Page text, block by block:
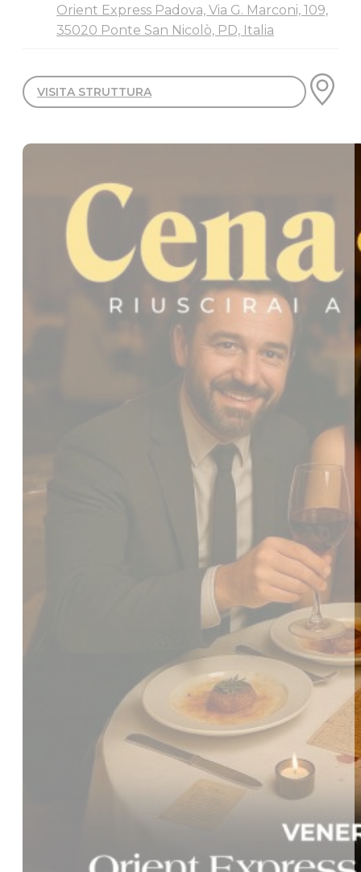
Orient Express Padova, Via G. Marconi, 109,
35020 Ponte San Nicolò, PD, Italia
VISITA STRUTTURA